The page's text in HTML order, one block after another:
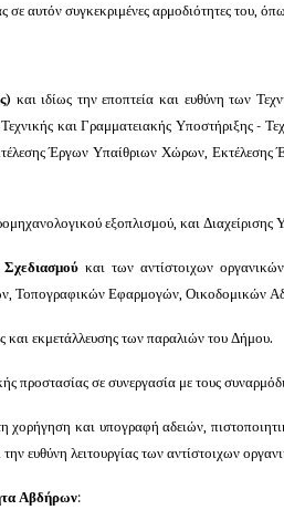
σε αυτόν συγκεκριμένες αρμοδιότητες του,
και ιδίως την εποπτεία και ευθύνη των
Τεχνικής και Γραμματειακής Υποστήριξης -
Έργων Υπαίθριων Χώρων, Εκτέλεσης
εξοπλισμού, και
και των αντίστοιχων
Τοπογραφικών Εφαρμογών, Οικοδομικών
και εκμετάλλευσης των παραλιών του Δήμου.
προστασίας σε συνεργασία με τους
τη χορήγηση και υπογραφή αδειών,
ευθύνη λειτουργίας των αντίστοιχων
Αβδήρων: